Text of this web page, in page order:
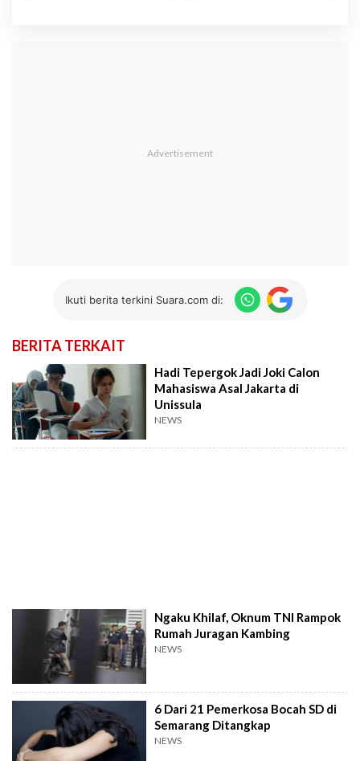
Ikuti berita terkini Suara.com di:
BERITA TERKAIT
Hadi Tepergok Jadi Joki Calon
Mahasiswa Asal Jakarta di
Unissula
NEWS
Ngaku Khilaf, Oknum TNI Rampok
Rumah Juragan Kambing
NEWS
6 Dari 21 Pemerkosa Bocah SD di
Semarang Ditangkap
NEWS